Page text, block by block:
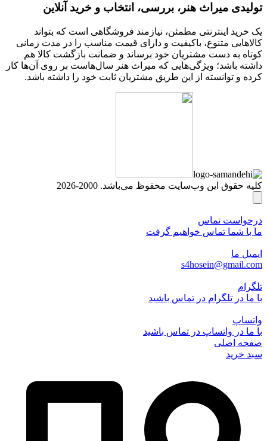
تولیدی میراث هنر، بررسی، انتخاب و خرید آنلاین
یک خرید اینترنتی مطمئن، نیازمند فروشگاهی است که بتواند
کالاهایی متنوع، باکیفیت و دارای قیمت مناسب را در مدت زمانی
کوتاه به دست مشتریان خود برساند و ضمانت بازگشت کالا هم
داشته باشد؛ ویژگی‌هایی که میراث هنر سال‌هاست بر روی آن‌ها کار
کرده و توانسته از این طریق مشتریان ثابت خود را داشته باشد.
کلیه حقوق این وب‌سایت محفوظ می‌باشد. 2000-2026
درخواست تماس
ما با شما تماس خواهیم گرفت
ایمیل ما
s4hosein@gmail.com
تلگرام
با ما در تلگرام در تماس باشید
واتساپ
با ما در واتساپ در تماس باشید
صفحه اصلی
سبد خرید